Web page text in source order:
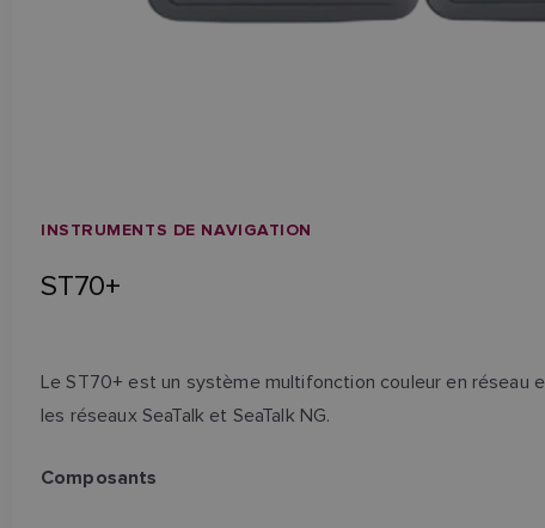
INSTRUMENTS DE NAVIGATION
ST70+
Le ST70+ est un système multifonction couleur en réseau
les réseaux SeaTalk et SeaTalk NG.
Composants